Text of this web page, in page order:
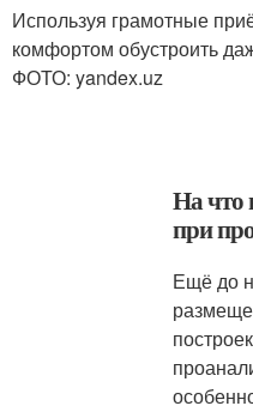
Используя грамотные
комфортом обустроить
ФОТО: yandex.uz
На что
при
Ещё до